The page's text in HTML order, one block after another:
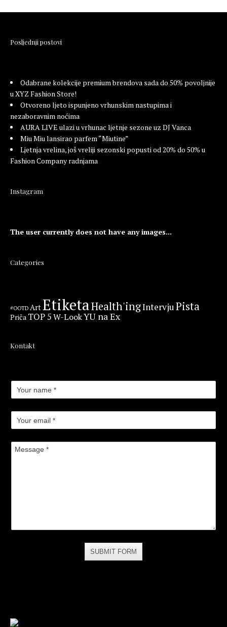
Posljednji postovi
Odabrane kolekcije premium brendova sada do 50% povoljnije
u XYZ Fashion Store!
Otvoreno ljeto ispunjeno vrhunskim nastupima i
nezaboravnim noćima
AURA LIVE ulazi u vrhunac ljetnje sezone uz DJ Vanca
Miu Miu lansirao parfem “Miutine”
Ljetnja vrelina, još vreliji sezonski popusti od 20% do 50% u
Fashion Company radnjama
Instagram
The user currently does not have any images...
Categories
#OOTD ArtEtiketaHealth'ingIntervjuPista
Priča TOP 5W-LookYU na Ex
Kontakt